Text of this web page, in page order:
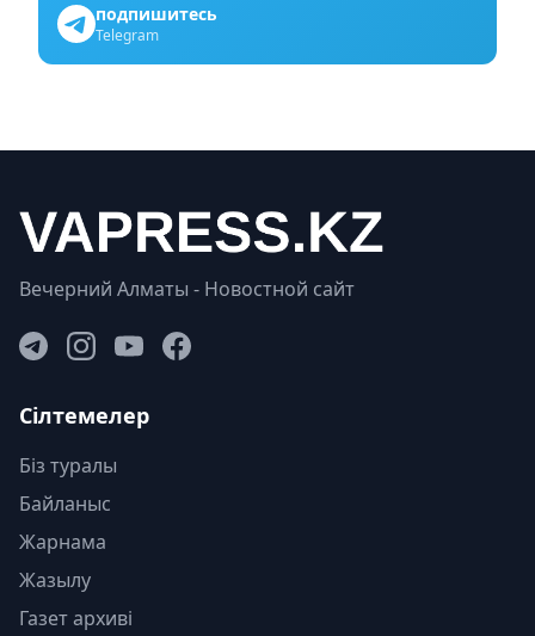
подпишитесь
Telegram
Вечерний Алматы - Новостной сайт
Сілтемелер
Біз туралы
Байланыс
Жарнама
Жазылу
Газет архиві